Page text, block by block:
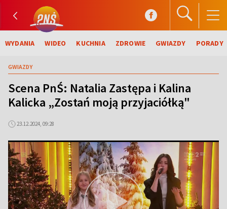
WYDANIA WIDEO KUCHNIA ZDROWIE GWIAZDY PORADY
GWIAZDY
Scena PnŚ: Natalia Zastępa i Kalina
Kalicka „Zostań moją przyjaciółką"
23.12.2024, 09:28